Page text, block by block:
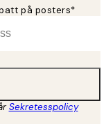
på posters*
Sekretesspolicy